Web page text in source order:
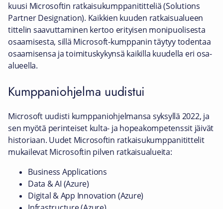
kuusi Microsoftin ratkaisukumppanititteliä (Solutions
Partner Designation). Kaikkien kuuden ratkaisualueen
tittelin saavuttaminen kertoo erityisen monipuolisesta
osaamisesta, sillä Microsoft-kumppanin täytyy todentaa
osaamisensa ja toimituskykynsä kaikilla kuudella eri osa-
alueella.
Kumppaniohjelma uudistui
Microsoft uudisti kumppaniohjelmansa syksyllä 2022, ja
sen myötä perinteiset kulta- ja hopeakompetenssit jäivät
historiaan. Uudet Microsoftin ratkaisukumppanitittelit
mukailevat Microsoftin pilven ratkaisualueita:
Business Applications
Data & AI (Azure)
Digital & App Innovation (Azure)